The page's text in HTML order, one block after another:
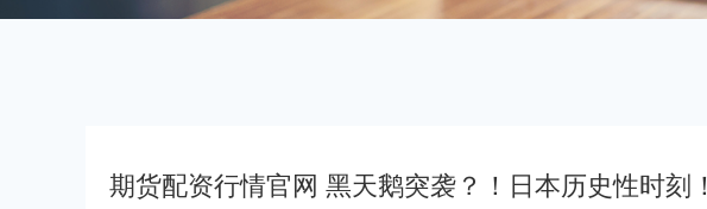
期货配资行情官网 黑天鹅突袭？！日本历史性时刻！